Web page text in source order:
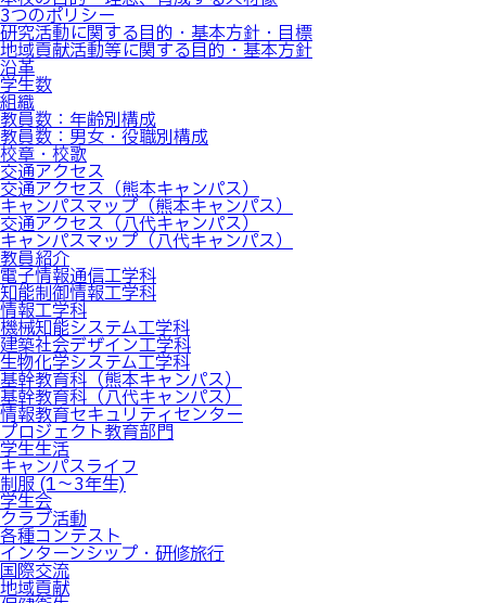
3つのポリシー
研究活動に関する目的・基本方針・目標
地域貢献活動等に関する⽬的・基本⽅針
沿革
学生数
組織
教員数：年齢別構成
教員数：男女・役職別構成
校章・校歌
交通アクセス
交通アクセス（熊本キャンパス）
キャンパスマップ（熊本キャンパス）
交通アクセス（八代キャンパス）
キャンパスマップ（八代キャンパス）
教員紹介
電子情報通信工学科
知能制御情報工学科
情報工学科
機械知能システム工学科
建築社会デザイン工学科
生物化学システム工学科
基幹教育科（熊本キャンパス）
基幹教育科（八代キャンパス）
情報教育セキュリティセンター
プロジェクト教育部門
学生生活
キャンパスライフ
制服 (1～3年生)
学生会
クラブ活動
各種コンテスト
インターンシップ・研修旅行
国際交流
地域貢献